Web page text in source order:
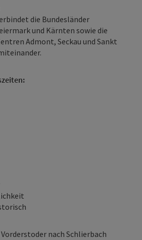
die Bundesländer
und Kärnten sowie die
Admont, Seckau und Sankt
nach Schlierbach